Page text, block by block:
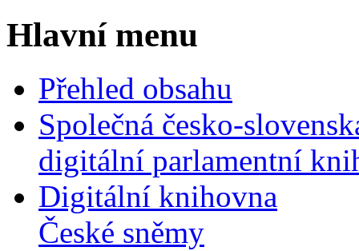
Hlavní menu
Přehled obsahu
Společná česko-
digitální parlamentní
Digitální knihovna
České sněmy